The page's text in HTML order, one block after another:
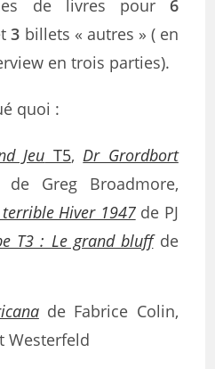
de livres pour 6
3 billets « autres » ( en
en trois parties).
quoi :
Jeu T5,Dr Grordbort
de Greg Broadmore,
Hiver 1947de PJ
T3 : Le grand bluffde
de Fabrice Colin,
Westerfeld